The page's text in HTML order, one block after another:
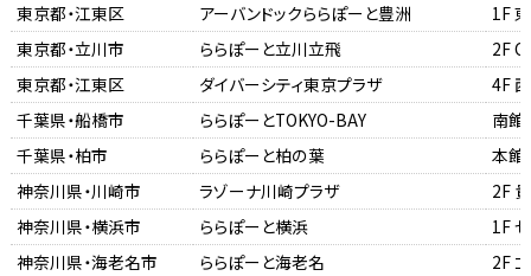
東京都・江東区
アーバンドックららぽーと豊洲
1F
東京都・立川市
ららぽーと立川立飛
2F
東京都・江東区
ダイバーシティ東京プラザ
4F
千葉県・船橋市
ららぽーとTOKYO-BAY
南館
千葉県・柏市
ららぽーと柏の葉
本館
神奈川県・川崎市
ラゾーナ川崎プラザ
2F
神奈川県・横浜市
ららぽーと横浜
1F
神奈川県・海老名市
ららぽーと海老名
2F